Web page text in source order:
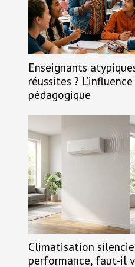
Enseignants
réussites ?
pédagogique
Climatisation
performance, faut-il